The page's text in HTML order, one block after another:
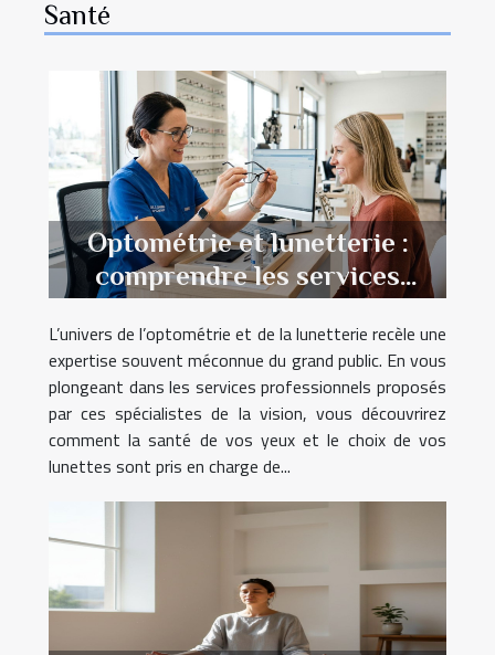
Santé
Optométrie et lunetterie :
comprendre les services
professionnels
L’univers de l’optométrie et de la lunetterie recèle une
expertise souvent méconnue du grand public. En vous
plongeant dans les services professionnels proposés
par ces spécialistes de la vision, vous découvrirez
comment la santé de vos yeux et le choix de vos
lunettes sont pris en charge de...